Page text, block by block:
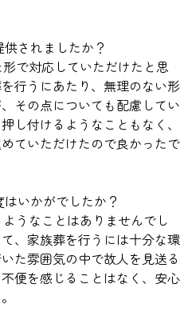
されましたか？
で対応していただけたと思
行うにあたり、無理のない形
その点についても配慮してい
し付けるようなこともなく、
ていただけたので良かったで
いかがでしたか？
うなことはありませんでし
、家族葬を行うには十分な環
た雰囲気の中で故人を見送る
便を感じることはなく、安心